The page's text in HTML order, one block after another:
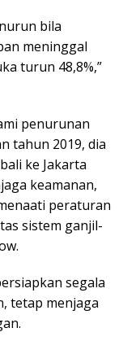
bila
meninggal
turun 48,8%,”
penurunan
tahun 2019, dia
ke Jakarta
keamanan,
peraturan
sistem ganjil-
segala
tetap menjaga